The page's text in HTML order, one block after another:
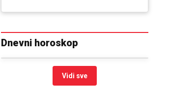
Dnevni horoskop
Vidi sve